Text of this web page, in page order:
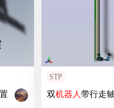
STP
双机器人带行走轴